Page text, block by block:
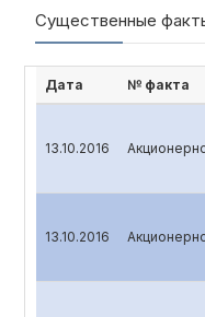
Существенные
Дата № факта
13.10.2016
13.10.2016